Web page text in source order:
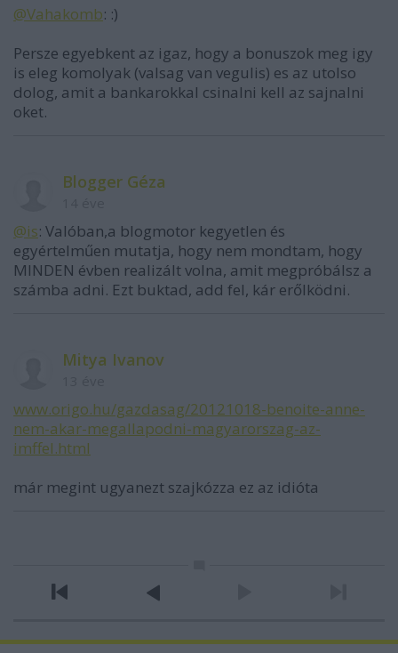
@Vahakomb: :)
Persze egyebkent az igaz, hogy a bonuszok meg igy
is eleg komolyak (valsag van vegulis) es az utolso
dolog, amit a bankarokkal csinalni kell az sajnalni
oket.
Blogger Géza
@is: Valóban,a blogmotor kegyetlen és
egyértelműen mutatja, hogy nem mondtam, hogy
MINDEN évben realizált volna, amit megpróbálsz a
számba adni. Ezt buktad, add fel, kár erőlködni.
Mitya Ivanov
www.origo.hu/gazdasag/20121018-benoite-anne-
nem-akar-megallapodni-magyarorszag-az-
imffel.html
már megint ugyanezt szajkózza ez az idióta